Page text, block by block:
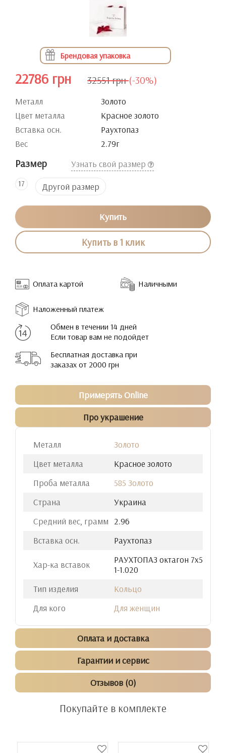
Брендовая упаковка
22786 грн 32551 грн (-30%)
Металл
Золото
Цвет металла
Красное золото
Вставка осн.
Раухтопаз
Вес
2.79г
Размер Узнать свой размер
17 Другой размер
Купить
Купить в 1 клик
Оплата картой Наличными
Наложенный платеж
Обмен в течении 14 дней
Если товар вам не подойдет
Бесплатная доставка при
заказах от 2000 грн
Примерять Online
Про украшение
Металл
Золото
Цвет металла
Красное золото
Проба металла
585 Золото
Страна
Украина
Средний вес, грамм
2.96
Вставка осн.
Раухтопаз
Хар-ка вставок
РАУХТОПАЗ октагон 7х5
1-1.020
Тип изделия
Кольцо
Для кого
Для женщин
Оплата и доставка
Гарантии и сервис
Отзывов (0)
Покупайте в комплекте